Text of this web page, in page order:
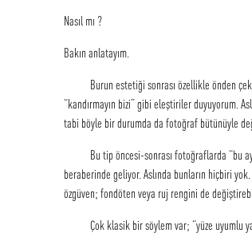
Nasıl mı ?
Bakın anlatayım.
Burun estetiği sonrası özellikle önden
“kandırmayın bizi” gibi eleştiriler duyuyorum.
tabi böyle bir durumda da fotoğraf bütünüyle
Bu tip öncesi-sonrası fotoğraflarda “bu aynı
beraberinde geliyor. Aslında bunların hiçbiri
özgüven; fondöten veya ruj rengini de
Çok klasik bir söylem var; “yüze uyumlu